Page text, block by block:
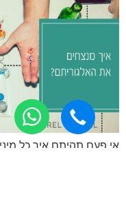
אי פעם תהיתם איך כל